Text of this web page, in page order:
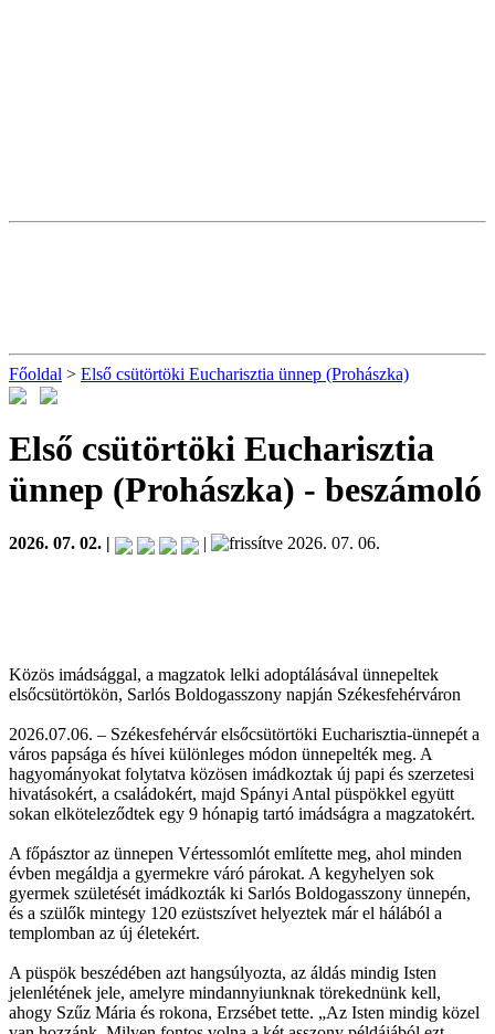
Főoldal > Első csütörtöki Eucharisztia ünnep (Prohászka)
Első csütörtöki Eucharisztia
ünnep (Prohászka) - beszámoló
2026. 07. 02. | | 2026. 07. 06.
Közös imádsággal, a magzatok lelki adoptálásával ünnepeltek
elsőcsütörtökön, Sarlós Boldogasszony napján Székesfehérváron
2026.07.06. – Székesfehérvár elsőcsütörtöki Eucharisztia-ünnepét a
város papsága és hívei különleges módon ünnepelték meg. A
hagyományokat folytatva közösen imádkoztak új papi és szerzetesi
hivatásokért, a családokért, majd Spányi Antal püspökkel együtt
sokan elköteleződtek egy 9 hónapig tartó imádságra a magzatokért.
A főpásztor az ünnepen Vértessomlót említette meg, ahol minden
évben megáldja a gyermekre váró párokat. A kegyhelyen sok
gyermek születését imádkozták ki Sarlós Boldogasszony ünnepén,
és a szülők mintegy 120 ezüstszívet helyeztek már el hálából a
templomban az új életekért.
A püspök beszédében azt hangsúlyozta, az áldás mindig Isten
jelenlétének jele, amelyre mindannyiunknak törekednünk kell,
ahogy Szűz Mária és rokona, Erzsébet tette. „Az Isten mindig közel